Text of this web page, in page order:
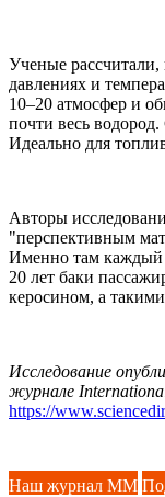
Ученые рассчитали,
давлениях и
10–20 атмосфер и
почти весь
Идеально для
Авторы
"перспективным
Именно там каждый
20 лет баки
керосином, а
Исследование
журнале
https://
Наш журнал ММ